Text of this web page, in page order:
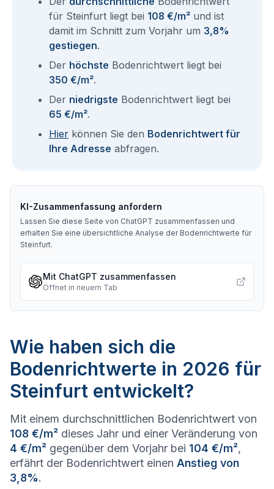
für Steinfurt liegt bei 108 €/m² und ist
damit im Schnitt zum Vorjahr um 3,8%
gestiegen.
Der höchste Bodenrichtwert liegt bei
350 €/m².
Der niedrigste Bodenrichtwert liegt bei
65 €/m².
Hier können Sie den Bodenrichtwert für
Ihre Adresse abfragen.
KI-Zusammenfassung anfordern
Lassen Sie diese Seite von ChatGPT zusammenfassen und
erhalten Sie eine übersichtliche Analyse der Bodenrichtwerte für
Steinfurt.
Mit ChatGPT zusammenfassen
Öffnet in neuem Tab
Wie haben sich die
Bodenrichtwerte in 2026 für
Steinfurt entwickelt?
Mit einem durchschnittlichen Bodenrichtwert von
108 €/m² dieses Jahr und einer Veränderung von
4 €/m² gegenüber dem Vorjahr bei 104 €/m²,
erfährt der Bodenrichtwert einen Anstieg von
3,8%.